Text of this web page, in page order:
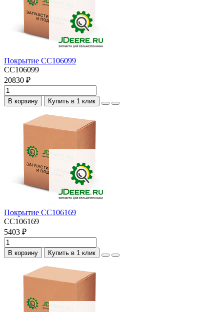
Покрытие CC106099
CC106099
20830 ₽
В корзину Купить в 1 клик
Покрытие CC106169
CC106169
5403 ₽
В корзину Купить в 1 клик